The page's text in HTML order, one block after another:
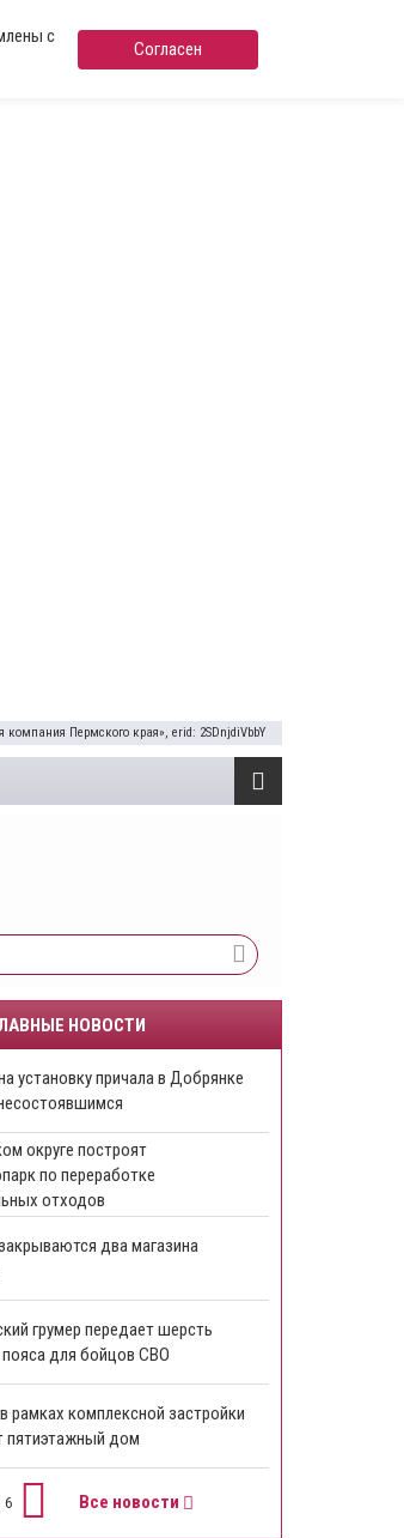
с
Согласен
Пермского края», erid: 2SDnjdiVbbY
НОВОСТИ
установку причала в Добрянке
округе построят
по переработке
отходов
два магазина
грумер передает шерсть
пояса для бойцов СВО
рамках комплексной застройки
пятиэтажный дом
6 Все новости